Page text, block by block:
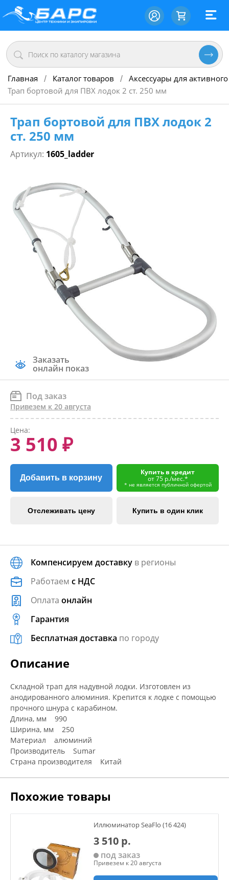
Главная / Каталог товаров / Аксессуары для
Трап бортовой для ПВХ лодок 2 ст. 250 мм
Трап бортовой для ПВХ лодок 2
ст. 250 мм
Артикул: 1605_ladder
Заказать
онлайн показ
Под заказ
Привезем к 20 августа
Цена:
3 510 ₽
Добавить в корзину
Купить в кредит
от 75 р./мес.*
* не является публичной офертой
Отслеживать цену Купить в один клик
Компенсируем доставку в регионы
Работаем с НДС
Оплата онлайн
Гарантия
Бесплатная доставка по городу
Описание
Складной трап для надувной лодки. Изготовлен из
анодированного алюминия. Крепится к лодке с помощью
прочного шнура с карабином.
Длина, мм 990
Ширина, мм 250
Материал алюминий
Производитель Sumar
Страна производителя Китай
Похожие товары
Иллюминатор SeaFlo (16 424)
3 510 р.
под заказ
Привезем к 20 августа